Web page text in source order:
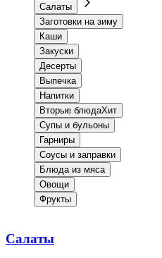
Салаты
Заготовки на зиму
Каши
Закуски
Десерты
Выпечка
Напитки
Вторые блюдаХит
Супы и бульоны
Гарниры
Соусы и заправки
Блюда из мяса
Овощи
Фрукты
Салаты